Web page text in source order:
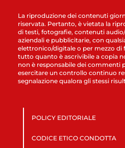
La riproduzione dei contenuti
riservata. Pertanto, è vietata la
di testi, fotografie, contenuti
aziendali e pubblicitarie, con
elettronico/digitale o per mezzo di
tutto quanto è ascrivibile a copia
non è responsabile dei commenti
esercitare un controllo continuo
segnalazione qualora gli stessi
POLICY EDITORIALE
CODICE ETICO CONDOTTA